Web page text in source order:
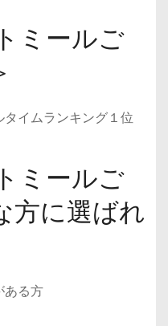
ミールご
イムランキング１位
ミールご
方に選ばれ
ある方